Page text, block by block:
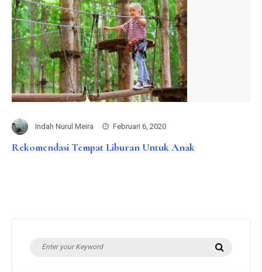
Indah Nurul Meira Februari 6, 2020
Rekomendasi Tempat Liburan Untuk Anak
Search